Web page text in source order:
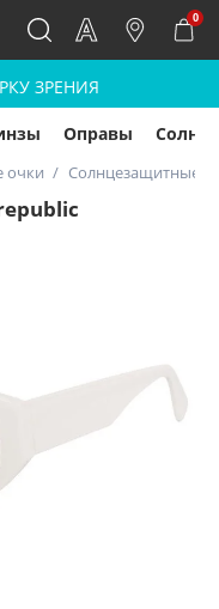
0
ЗРЕНИЯ
Оправы
очки Солнцезащитные